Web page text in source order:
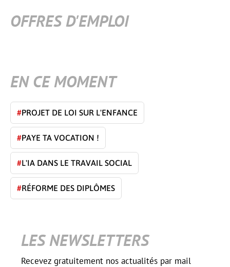
OFFRES D'EMPLOI
EN CE MOMENT
#PROJET DE LOI SUR L'ENFANCE
#PAYE TA VOCATION !
#L'IA DANS LE TRAVAIL SOCIAL
#RÉFORME DES DIPLÔMES
LES NEWSLETTERS
Recevez gratuitement nos actualités par mail